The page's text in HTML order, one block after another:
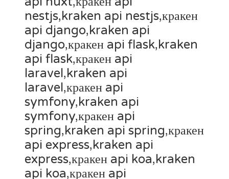
nestjs,kraken api nestjs,кракен
api django,kraken api
django,кракен api flask,kraken
api flask,кракен api
laravel,kraken api
laravel,кракен api
symfony,kraken api
symfony,кракен api
spring,kraken api spring,кракен
api express,kraken api
express,кракен api koa,kraken
api koa,кракен api